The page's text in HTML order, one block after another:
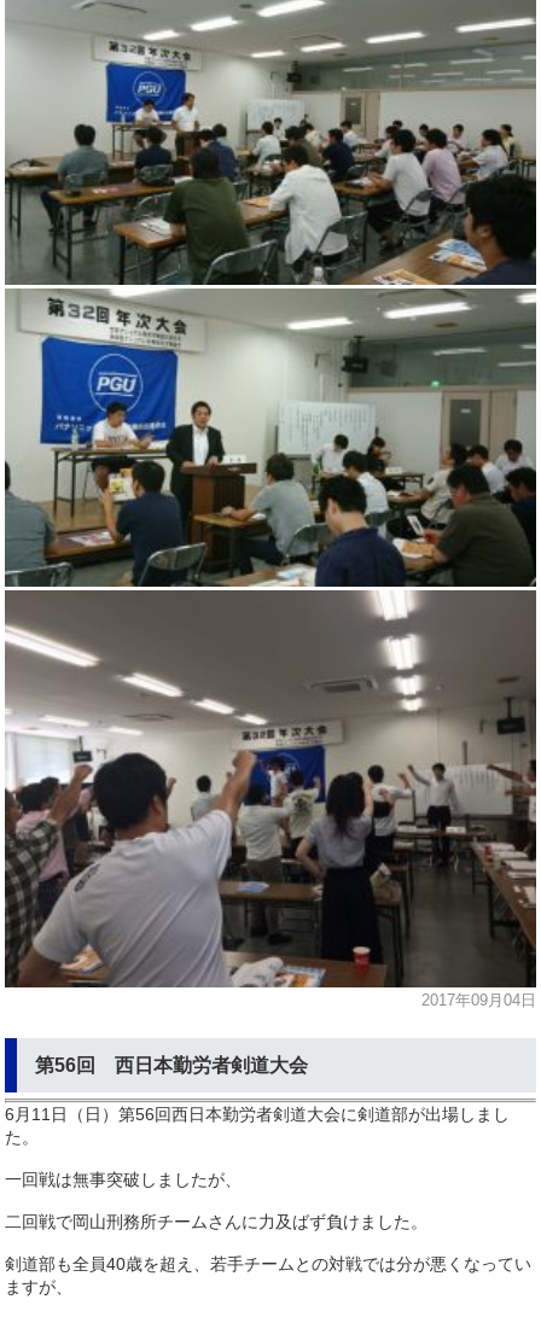
2017年09月04日
第56回 西日本勤労者剣道大会
6月11日（日）第56回西日本勤労者剣道大会に剣道部が出場しまし
た。
一回戦は無事突破しましたが、
二回戦で岡山刑務所チームさんに力及ばず負けました。
剣道部も全員40歳を超え、若手チームとの対戦では分が悪くなってい
ますが、